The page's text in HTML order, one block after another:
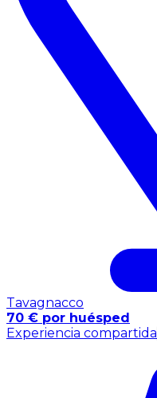
Tavagnacco
70 € por huésped
Experiencia compartida